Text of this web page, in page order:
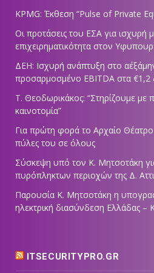
KPMG: Έκθεση “Pulse of Private
Οι προτάσεις του ΕΣΑ για ισχυρή
επιχειρηματικότητα στον
ΔΕΗ: Ισχυρή ανάπτυξη στο
προσαρμοσμένο EBITDA στα €1,2
Τ. Θεοδωρικάκος: “Στηρίζουμε με
καινοτομία”
Για πρώτη φορά το Αρχαίο Θέατρο
πύλες του σε όλους
Σύσκεψη υπό τον Κ. Μητσοτάκη
πυρόπληκτων περιοχών της Δ.
Παρουσία Κ. Μητσοτάκη η
ηλεκτρική διασύνδεση Ελλάδας –
ITSECURITYPRO.GR